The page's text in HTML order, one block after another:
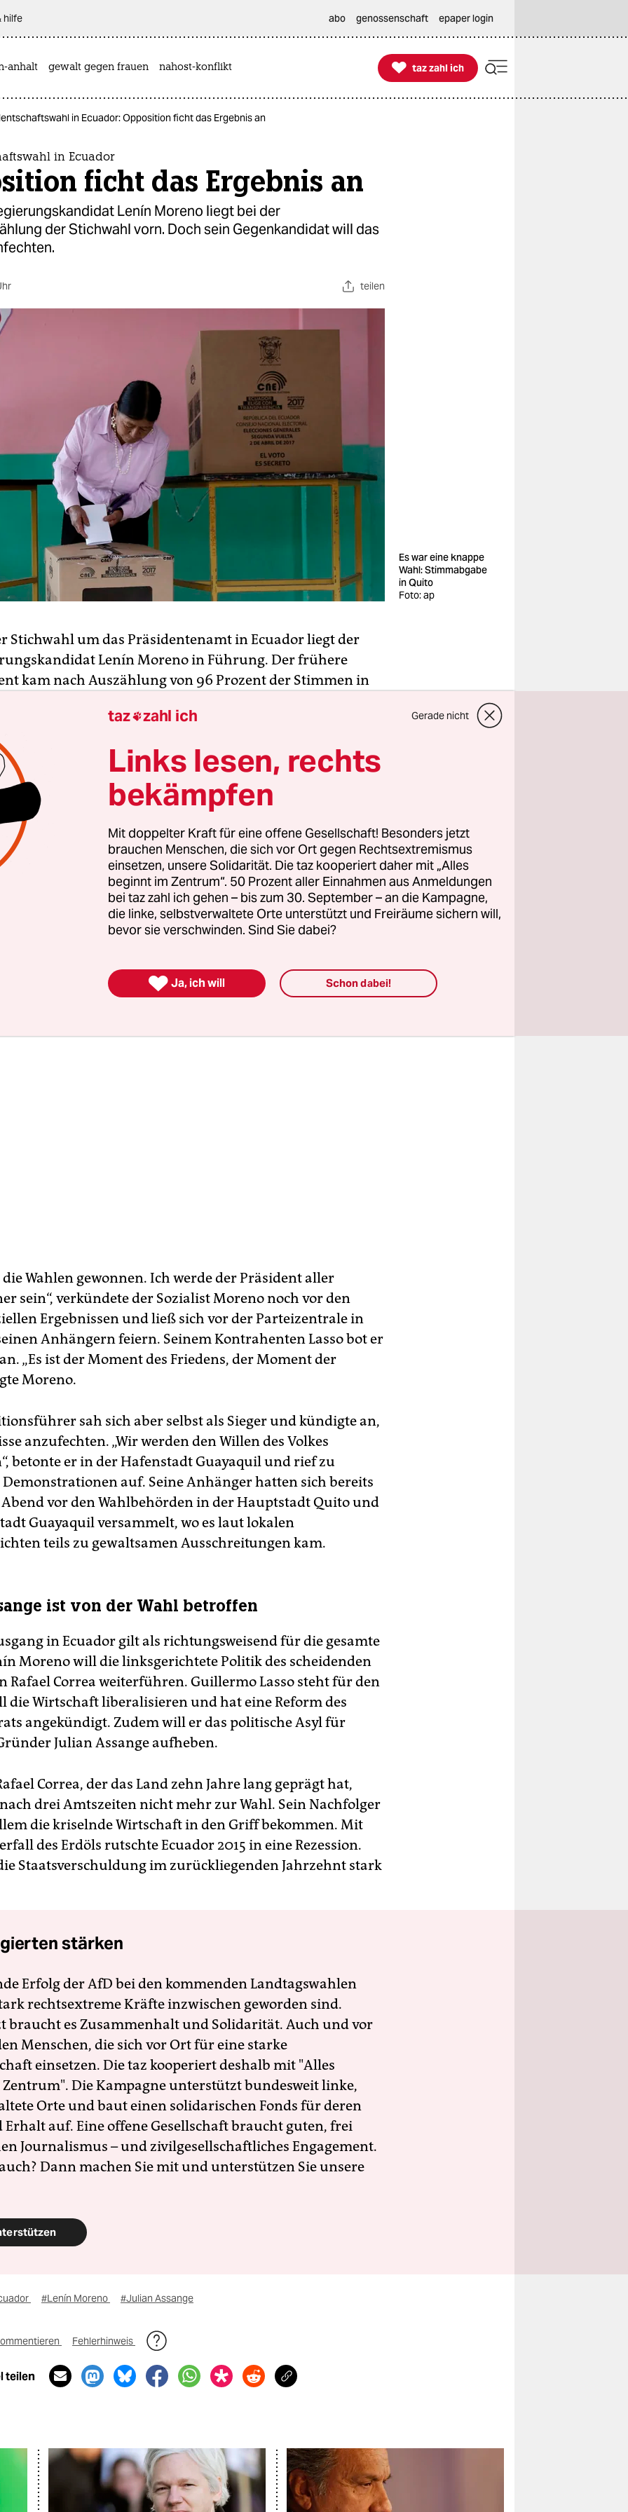
hilfe abo genossenschaft epaper login
anhalt gewalt gegen frauen nahost-konflikt 
taz zahl ich
taz zahl ich
in Ecuador: Opposition ficht das Ergebnis an
in Ecuador
ficht das Ergebnis an
Lenín Moreno liegt bei der
der Stichwahl vorn. Doch sein Gegenkandidat will das
teilen
Es war eine knappe
Wahl: Stimmabgabe
in Quito
Foto: ap
Stichwahl um das Präsidentenamt in Ecuador liegt der
Lenín Moreno in Führung. Der frühere
kam nach Auszählung von 96 Prozent der Stimmen in
mitteilte
. Sein konservativer Kontrahent Guillermo
demnach 48,88 Prozent der Stimmen. Moreno erklärte
Abend zum Sieger. Der oppositionelle Ex-Banker Lasso
Betrug vor und forderte eine Neuauszählung der
nach Schließung der Wahllokale am
waren widersprüchlich gewesen. Ein
hatte den Oppositionskandidaten Lasso mit rund 53
Führung gesehen, ein anderes den Regierungskandidaten
etwa 52 Prozent der Stimmen. Die unabhängige
von einem technischen Patt beider Kandidaten. Ein
wurde noch nicht verkündet.
die Wahlen gewonnen. Ich werde der Präsident aller
sein“, verkündete der Sozialist Moreno noch vor den
Ergebnissen und ließ sich vor der Parteizentrale in
Anhängern feiern. Seinem Kontrahenten Lasso bot er
„Es ist der Moment des Friedens, der Moment der
Moreno.
sah sich aber selbst als Sieger und kündigte an,
anzufechten. „Wir werden den Willen des Volkes
betonte er in der Hafenstadt Guayaquil und rief zu
auf. Seine Anhänger hatten sich bereits
vor den Wahlbehörden in der Hauptstadt Quito und
Guayaquil versammelt, wo es laut lokalen
teils zu gewaltsamen Ausschreitungen kam.
ist von der Wahl betroffen
in Ecuador gilt als richtungsweisend für die gesamte
Moreno will die linksgerichtete Politik des scheidenden
Rafael Correa weiterführen. Guillermo Lasso steht für den
die Wirtschaft liberalisieren und hat eine Reform des
angekündigt. Zudem will er das politische Asyl für
Julian Assange aufheben.
Correa, der das Land zehn Jahre lang geprägt hat,
drei Amtszeiten nicht mehr zur Wahl. Sein Nachfolger
die kriselnde Wirtschaft in den Griff bekommen. Mit
des Erdöls rutschte Ecuador 2015 in eine Rezession.
Staatsverschuldung im zurückliegenden Jahrzehnt stark
stärken
Erfolg der AfD bei den kommenden Landtagswahlen
rechtsextreme Kräfte inzwischen geworden sind.
braucht es Zusammenhalt und Solidarität. Auch und vor
Menschen, die sich vor Ort für eine starke
einsetzen. Die taz kooperiert deshalb mit "Alles
Die Kampagne unterstützt bundesweit linke,
Orte und baut einen solidarischen Fonds für deren
Erhalt auf. Eine offene Gesellschaft braucht guten, frei
Journalismus – und zivilgesellschaftliches Engagement.
Dann machen Sie mit und unterstützen Sie unsere
#Lenín Moreno #Julian Assange
Fehlerhinweis
teilen
taz zahl ich Gerade nicht
Links lesen, rechts
bekämpfen
Mit doppelter Kraft für eine offene Gesellschaft! Besonders jetzt
brauchen Menschen, die sich vor Ort gegen Rechtsextremismus
einsetzen, unsere Solidarität. Die taz kooperiert daher mit „Alles
beginnt im Zentrum“. 50 Prozent aller Einnahmen aus Anmeldungen
bei taz zahl ich gehen – bis zum 30. September – an die Kampagne,
die linke, selbstverwaltete Orte unterstützt und Freiräume sichern will,
bevor sie verschwinden. Sind Sie dabei?
 Ja, ich will Schon dabei!